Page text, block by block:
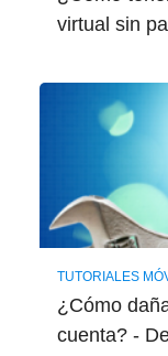
virtual sin
TUTORIALES
¿Cómo
cuenta? -